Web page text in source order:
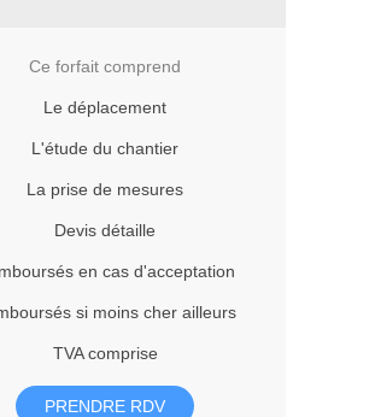
Ce forfait comprend
Le déplacement
L'étude du chantier
La prise de mesures
Devis détaille
en cas d'acceptation
si moins cher ailleurs
TVA comprise
PRENDRE RDV